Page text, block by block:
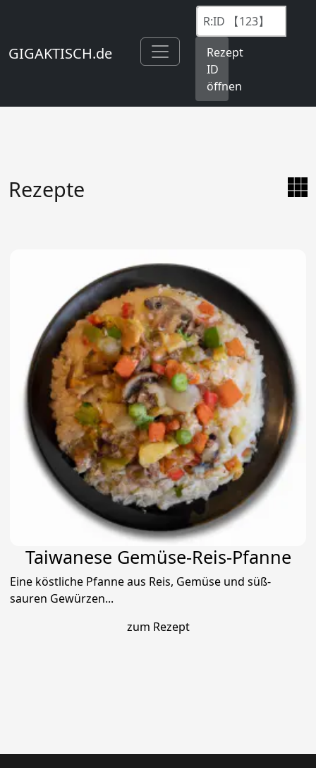
GIGAKTISCH.de
Rezept
ID
öffnen
Rezepte
Taiwanese Gemüse-Reis-Pfanne
Eine köstliche Pfanne aus Reis, Gemüse und süß-
sauren Gewürzen...
zum Rezept